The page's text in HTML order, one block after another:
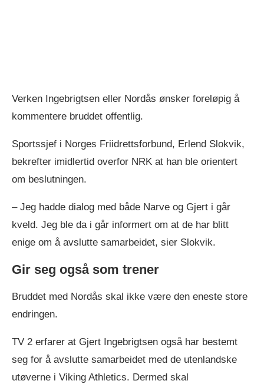
Verken Ingebrigtsen eller Nordås ønsker foreløpig å
kommentere bruddet offentlig.
Sportssjef i Norges Friidrettsforbund, Erlend Slokvik,
bekrefter imidlertid overfor NRK at han ble orientert
om beslutningen.
– Jeg hadde dialog med både Narve og Gjert i går
kveld. Jeg ble da i går informert om at de har blitt
enige om å avslutte samarbeidet, sier Slokvik.
Gir seg også som trener
Bruddet med Nordås skal ikke være den eneste store
endringen.
TV 2 erfarer at Gjert Ingebrigtsen også har bestemt
seg for å avslutte samarbeidet med de utenlandske
utøverne i Viking Athletics. Dermed skal